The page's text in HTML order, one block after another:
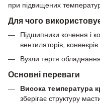
при підвищених
Для чого
Підшипники кочення і
вентиляторів, конвеєрів
Вузли тертя
Основні переваги
Висока температура
зберігає структуру